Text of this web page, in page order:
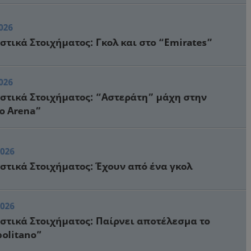
Στοιχήματος: Γκολ και στο “Emirates”
Στοιχήματος: “Αστεράτη” μάχη στην
Arena”
Στοιχήματος: Έχουν από ένα γκολ
Στοιχήματος: Παίρνει αποτέλεσμα το